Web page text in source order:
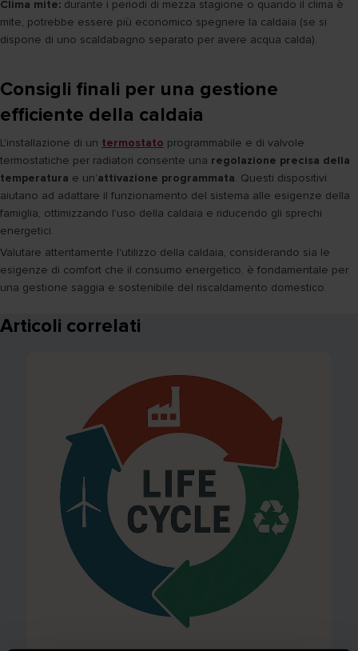
Clima mite: durante i periodi di mezza stagione o quando il clima è
mite, potrebbe essere più economico spegnere la caldaia (se si
dispone di uno scaldabagno separato per avere acqua calda).
Consigli finali per una gestione
efficiente della caldaia
L'installazione di un termostato programmabile e di valvole
termostatiche per radiatori consente una regolazione precisa della
temperatura e un'attivazione programmata. Questi dispositivi
aiutano ad adattare il funzionamento del sistema alle esigenze della
famiglia, ottimizzando l'uso della caldaia e riducendo gli sprechi
energetici.
Valutare attentamente l'utilizzo della caldaia, considerando sia le
esigenze di comfort che il consumo energetico, è fondamentale per
una gestione saggia e sostenibile del riscaldamento domestico.
Articoli correlati